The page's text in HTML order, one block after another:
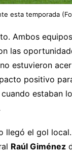
esta temporada
Ambos
las
estuvieron
positivo
estaban
llegó el gol
Raúl Giménez